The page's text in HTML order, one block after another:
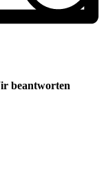
beantworten